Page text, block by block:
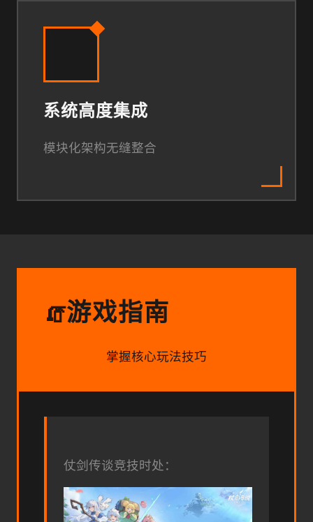
系统高度集成
模块化架构无缝整合
🧯游戏指南
掌握核心玩法技巧
仗剑传谈竞技时处：